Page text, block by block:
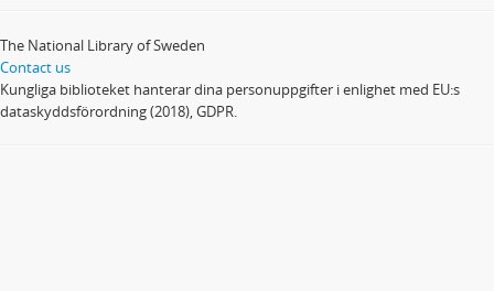
The National Library of Sweden
Contact us
Kungliga biblioteket hanterar dina personuppgifter i enlighet med EU:s
dataskyddsförordning (2018), GDPR.